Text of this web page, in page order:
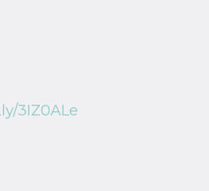
3IZ0ALe